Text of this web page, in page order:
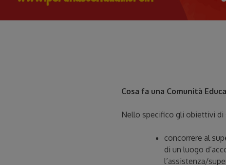
Cosa fa una Comunità
Nello specifico gli obiettivi di
concorrere al
di un luogo
l’assistenza/